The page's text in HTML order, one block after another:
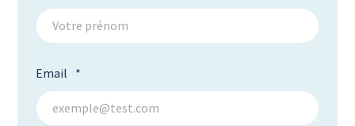
Email *